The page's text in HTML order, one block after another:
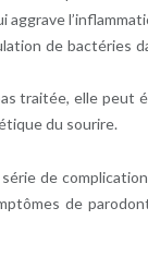
aggrave
de bactéries
traitée, elle
du sourire.
de
de